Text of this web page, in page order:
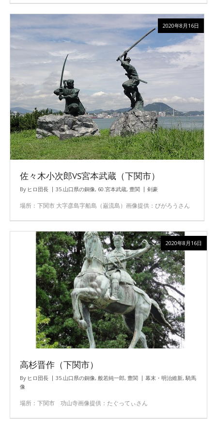
佐々木小次郎VS宮本武蔵（下関市）
By ヒロ団長 35.山口県の銅像, 60.宮本武蔵, 豊関 剣豪
場所：下関市 大字彦島字船島（巌流島）画像提供：びがろうさん
2020年8月16日
高杉晋作（下関市）
By ヒロ団長 35.山口県の銅像, 般若純一郎, 豊関 幕末・明治維新, 騎馬
像
場所：下関市 功山寺画像提供：たぐってぃさん
2020年8月16日